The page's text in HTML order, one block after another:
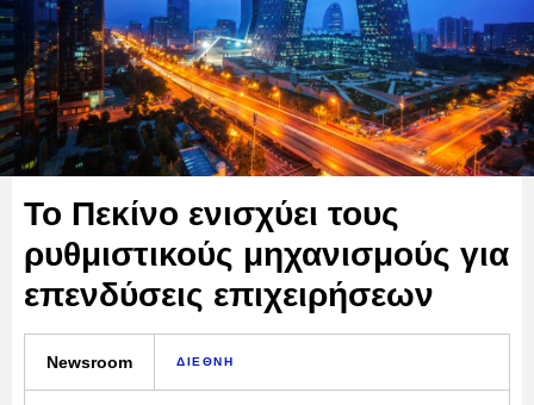
Το Πεκίνο ενισχύει τους
ρυθμιστικούς μηχανισμούς για
επενδύσεις επιχειρήσεων
Newsroom ΔΙΕΘΝΗ